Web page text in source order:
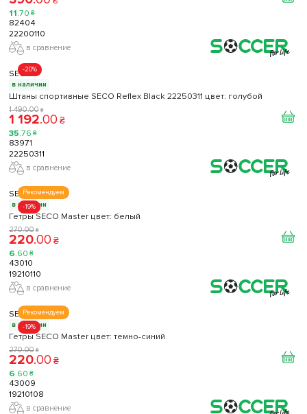
11.70 ₴
82404
22200110
в сравнение
-20%
SECO
в наличии
Штаны спортивные SECO Reflex Black 22250311 цвет: голубой
1 490.00 ₴
1 192.00 ₴
35.76 ₴
83971
22250311
в сравнение
Рекомендуем
-19%
SECO
в наличии
Гетры SECO Master цвет: белый
270.00 ₴
220.00 ₴
6.60 ₴
43010
19210110
в сравнение
Рекомендуем
-19%
SECO
в наличии
Гетры SECO Master цвет: темно-синий
270.00 ₴
220.00 ₴
6.60 ₴
43009
19210108
в сравнение